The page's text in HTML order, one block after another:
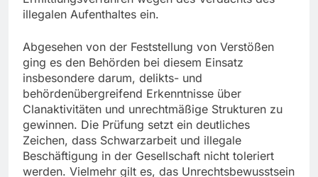
illegalen Aufenthaltes ein.
Abgesehen von der Feststellung von Verstößen
ging es den Behörden bei diesem Einsatz
insbesondere darum, delikts- und
behördenübergreifend Erkenntnisse über
Clanaktivitäten und unrechtmäßige Strukturen zu
gewinnen. Die Prüfung setzt ein deutliches
Zeichen, dass Schwarzarbeit und illegale
Beschäftigung in der Gesellschaft nicht toleriert
werden. Vielmehr gilt es, das Unrechtsbewusstsein